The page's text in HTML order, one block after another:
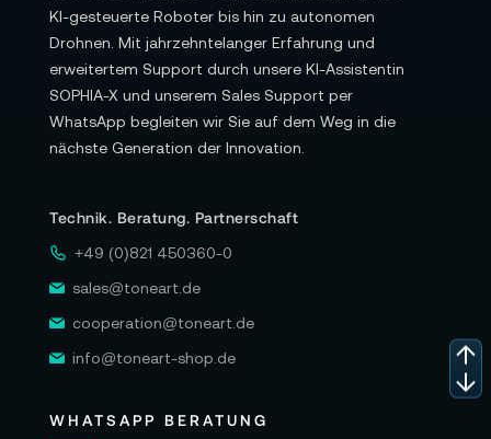
KI-gesteuerte Roboter bis hin zu autonomen
Drohnen. Mit jahrzehntelanger Erfahrung und
erweitertem Support durch unsere KI-Assistentin
SOPHIA-X und unserem Sales Support per
WhatsApp begleiten wir Sie auf dem Weg in die
nächste Generation der Innovation.
Technik. Beratung. Partnerschaft
+49 (0)821 450360-0
sales@toneart.de
cooperation@toneart.de
info@toneart-shop.de
WHATSAPP BERATUNG